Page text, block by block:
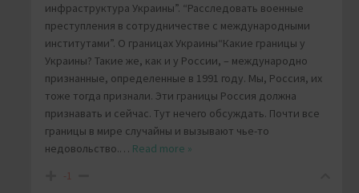
инфраструктура Украины”. “Расследовать военные
преступления в сотрудничестве с международными
институтами”. О границах Украины“Какие границы у
Украины? Такие же, как и у России, – международно
признанные, определенные в 1991 году. Мы, Россия, их
тоже тогда признали. Эти границы Россия должна
признавать и сейчас. Тут нечего обсуждать. Почти все
границы в мире случайны и вызывают чье-то
недовольство.… Read more »
-1